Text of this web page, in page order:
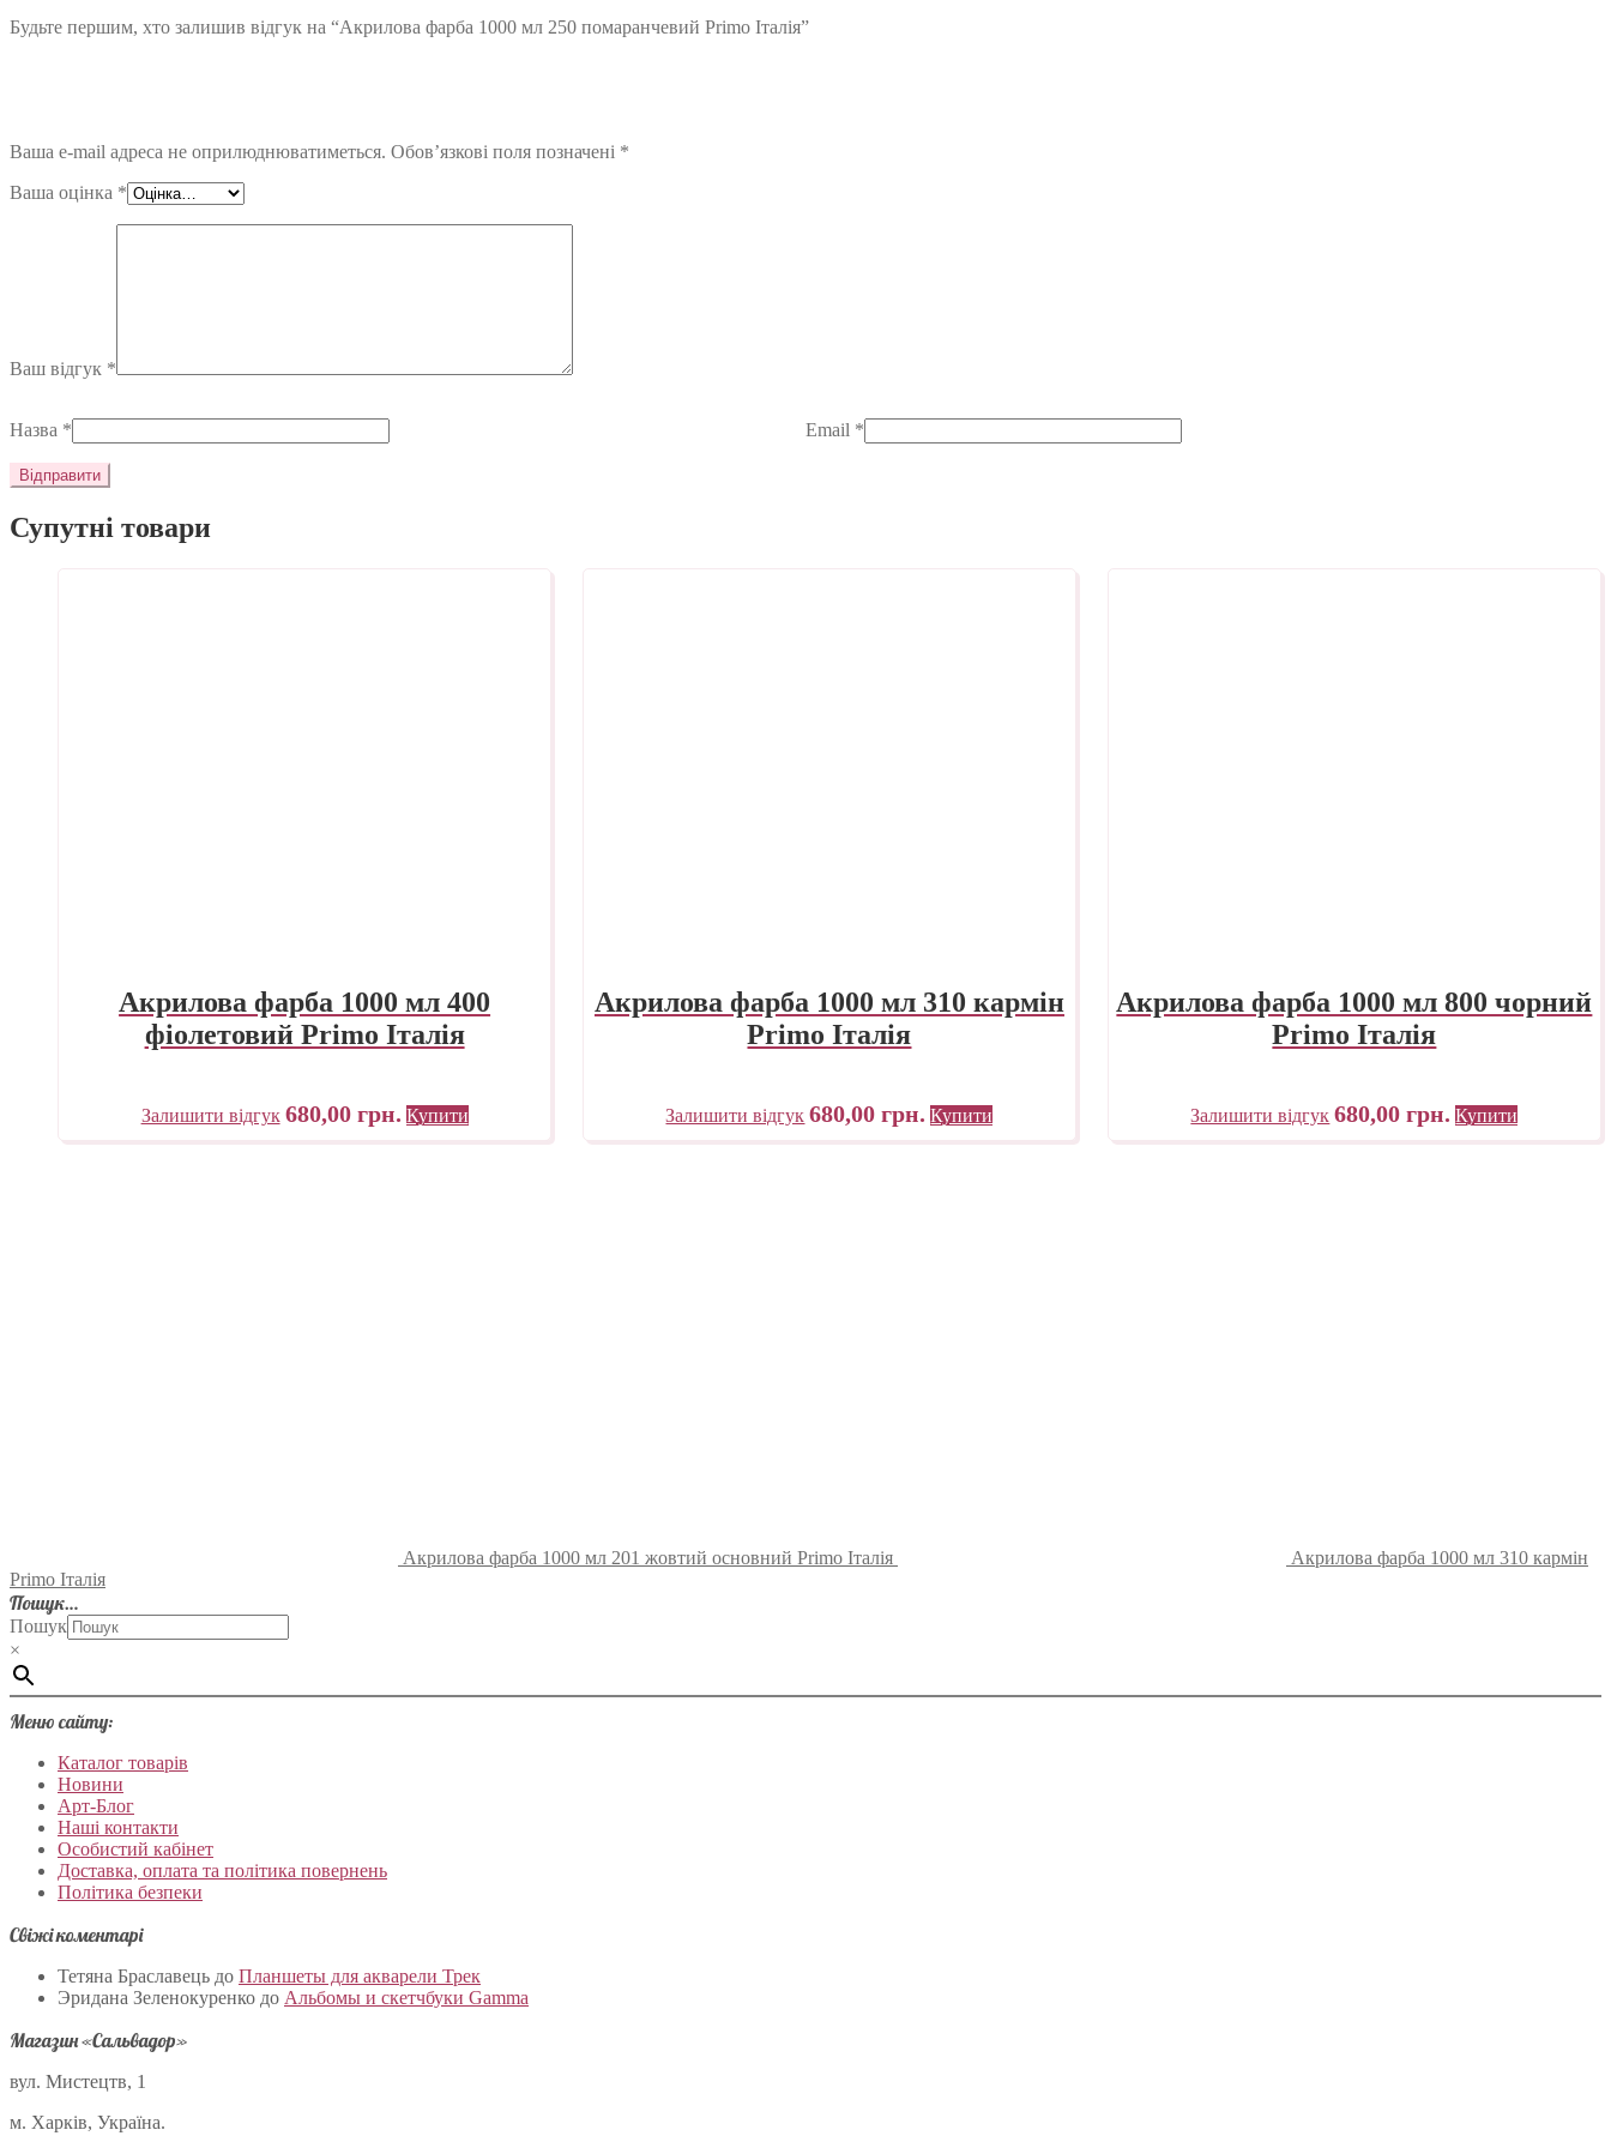
Будьте першим, хто залишив відгук на “Акрилова фарба 1000 мл 250 помаранчевий Primo Італія”
Ваша e-mail адреса не оприлюднюватиметься. Обов’язкові поля позначені *
Ваша оцінка *
Ваш відгук *
Назва * Email *
Супутні товари
Акрилова фарба 1000 мл 400
фіолетовий Primo Італія
Залишити відгук 680,00 грн. Купити
Акрилова фарба 1000 мл 310 кармін
Primo Італія
Залишити відгук 680,00грн. Купити
Акрилова фарба 1000 мл 800 чорний
Primo Італія
Залишити відгук 680,00грн. Купити
Акрилова фарба 1000 мл 201 жовтий основний Primo Італія
Акрилова фарба 1000 мл 310 кармін
Primo Італія
Пошук…
Пошук
×
Меню сайту:
Каталог товарів
Новини
Арт-Блог
Наші контакти
Особистий кабінет
Доставка, оплата та політика повернень
Політика безпеки
Свіжі коментарі
Тетяна Браславець до Планшеты для акварели Трек
Эридана Зеленокуренко до Альбомы и скетчбуки Gamma
Магазин «Сальвадор»
вул. Мистецтв, 1
м. Харків, Україна.